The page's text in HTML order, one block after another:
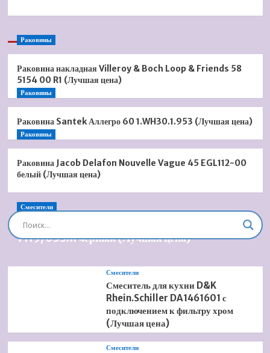
Раковины
Раковина накладная Villeroy & Boch Loop & Friends 58
5154 00 R1 (Лучшая цена)
Раковины
Раковина Santek Аллегро 60 1.WH30.1.953 (Лучшая цена)
Раковины
Раковина Jacob Delafon Nouvelle Vague 45 EGL112-00
белый (Лучшая цена)
Смесители
Душевая система встроенная Timo Briana SX-
7119/03SM черный (Лучшая цена)
Смесители
Смеситель для кухни D&K
Rhein.Schiller DA1461601 с
подключением к фильтру хром
(Лучшая цена)
Смесители